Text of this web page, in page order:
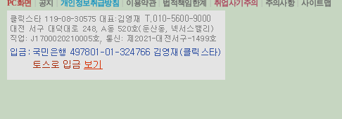
PC화면 공지 개인정보취급방침 이용약관 법적책임한계 취업사기주의 주의사항 사이트맵